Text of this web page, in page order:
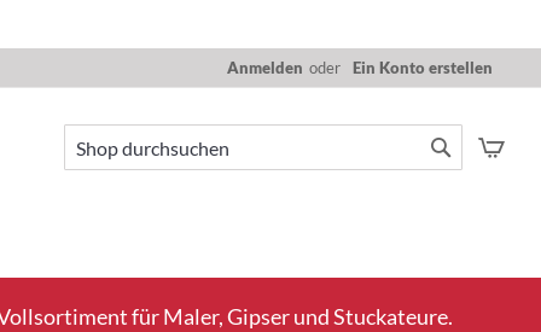
Anmelden Ein Konto erstellen
Suche
für Maler, Gipser und Stuckateure.